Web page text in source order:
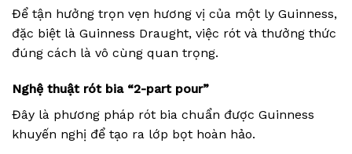
Để tận hưởng trọn vẹn hương vị của một ly Guinness,
đặc biệt là Guinness Draught, việc rót và thưởng thức
đúng cách là vô cùng quan trọng.
Nghệ thuật rót bia “2-part pour”
Đây là phương pháp rót bia chuẩn được Guinness
khuyến nghị để tạo ra lớp bọt hoàn hảo.